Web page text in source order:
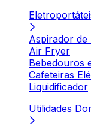
Aspirador de
Air Fryer
Bebedouros
Cafeteiras
Liquidificador
Utilidades